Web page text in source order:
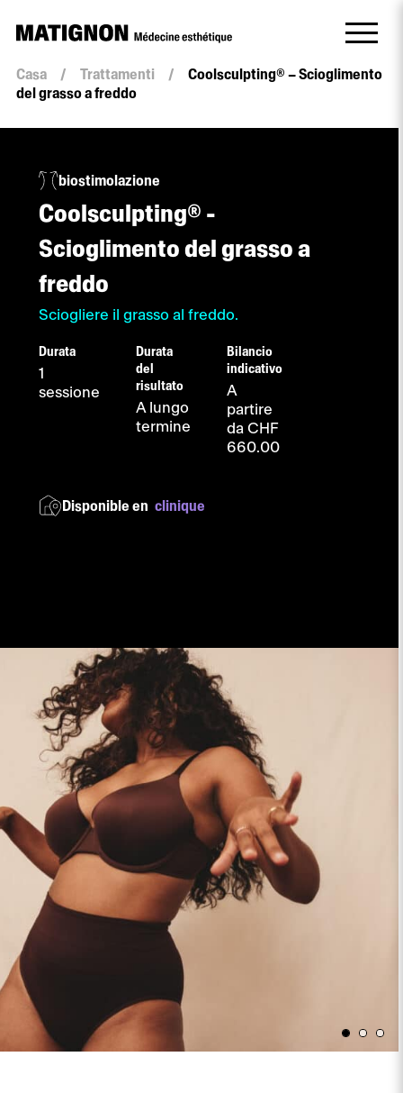
Casa / Trattamenti /
Coolsculpting® – Scioglimento
del grasso a freddo
biostimolazione
Coolsculpting® -
Scioglimento del grasso a
freddo
Sciogliere il grasso al freddo.
Durata
1
sessione
Durata
del
risultato
A lungo
termine
Bilancio
indicativo
A
partire
da CHF
660.00
Disponible en clinique